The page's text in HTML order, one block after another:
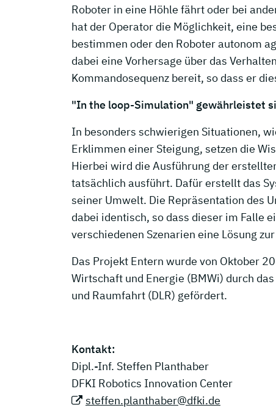
Roboter in eine Höhle fährt oder bei
hat der Operator die Möglichkeit, eine
bestimmen oder den Roboter autonom
dabei eine Vorhersage über das
Kommandosequenz bereit, so dass er
"In the loop-Simulation" gewährleistet
In besonders schwierigen Situationen,
Erklimmen einer Steigung, setzen die
Hierbei wird die Ausführung der
tatsächlich ausführt. Dafür erstellt das
seiner Umwelt. Die Repräsentation des
dabei identisch, so dass dieser im Falle
verschiedenen Szenarien eine Lösung
Das Projekt Entern wurde von Oktober
Wirtschaft und Energie (BMWi) durch
und Raumfahrt (DLR) gefördert.
Kontakt:
Dipl.-Inf. Steffen Planthaber
DFKI Robotics Innovation Center
steffen.planthaber@dfki.de